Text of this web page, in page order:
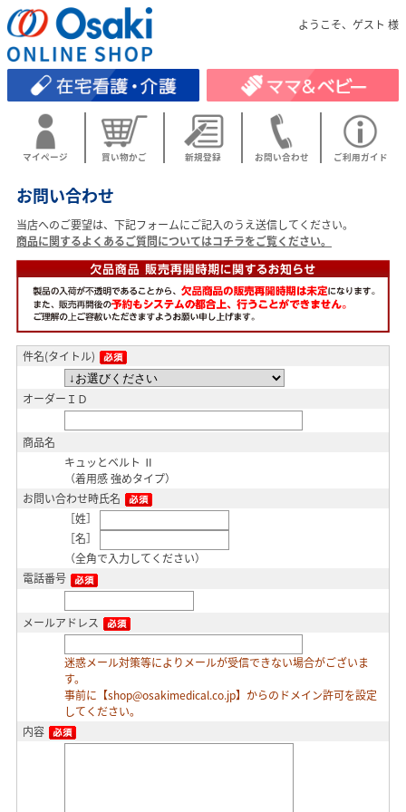
ようこそ、ゲスト 様
マイページ 買い物かご 新規登録 お問い合わせ ご利用ガイド
お問い合わせ
当店へのご要望は、下記フォームにご記入のうえ送信してください。
商品に関するよくあるご質問についてはコチラをご覧ください。
件名(タイトル)
オーダーＩＤ
商品名
キュッとベルト Ⅱ
（着用感 強めタイプ）
お問い合わせ時氏名
［姓］
［名］
（全角で入力してください）
電話番号
メールアドレス
迷惑メール対策等によりメールが受信できない場合がございま
す。
事前に【shop@osakimedical.co.jp】からのドメイン許可を設定
してください。
内容